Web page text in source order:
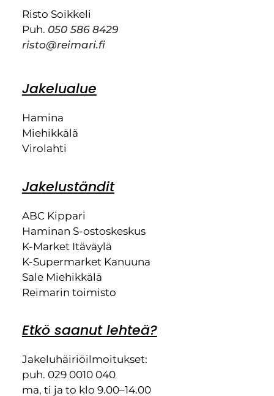
Risto Soikkeli
Puh. 050 586 8429
risto@reimari.fi
Jakelualue
Hamina
Miehikkälä
Virolahti
Jakeluständit
ABC Kippari
Haminan S-ostoskeskus
K-Market Itäväylä
K-Supermarket Kanuuna
Sale Miehikkälä
Reimarin toimisto
Etkö saanut lehteä?
Jakeluhäiriöilmoitukset:
puh. 029 0010 040
ma, ti ja to klo 9.00–14.00